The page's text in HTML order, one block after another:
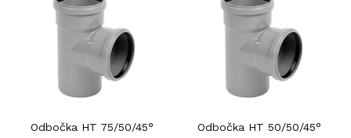
Odbočka HT 75/50/45° Odbočka HT 50/50/45°